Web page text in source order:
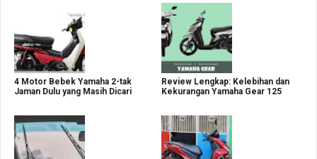
4 Motor Bebek Yamaha 2-tak
Jaman Dulu yang Masih Dicari
Review Lengkap: Kelebihan dan
Kekurangan Yamaha Gear 125